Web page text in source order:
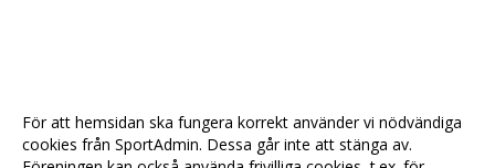
För att hemsidan ska fungera korrekt använder vi nödvändiga
cookies från SportAdmin. Dessa går inte att stänga av.